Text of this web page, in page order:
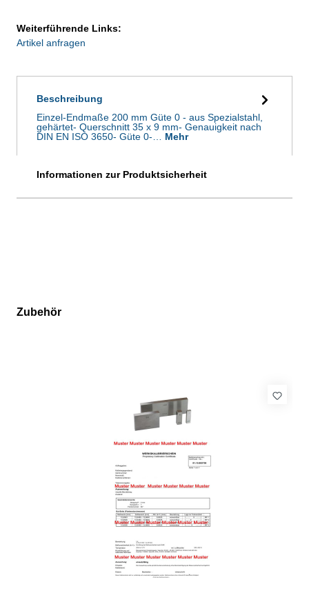
Weiterführende Links:
Artikel anfragen
Beschreibung
Einzel-Endmaße 200 mm Güte 0 - aus Spezialstahl,
gehärtet- Querschnitt 35 x 9 mm- Genauigkeit nach
DIN EN ISO 3650- Güte 0-… Mehr
Informationen zur Produktsicherheit
Produktgalerie überspringen
Zubehör